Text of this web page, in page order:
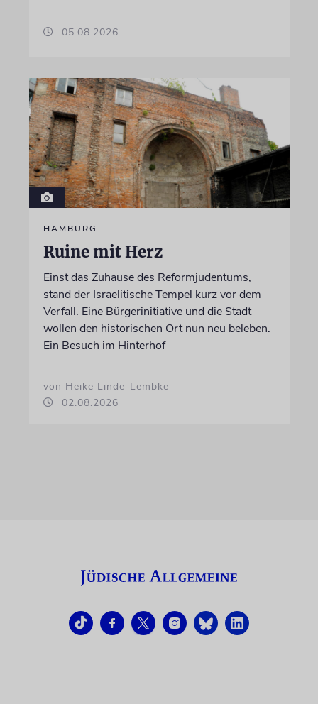
05.08.2026
HAMBURG
Ruine mit Herz
Einst das Zuhause des Reformjudentums,
stand der Israelitische Tempel kurz vor dem
Verfall. Eine Bürgerinitiative und die Stadt
wollen den historischen Ort nun neu beleben.
Ein Besuch im Hinterhof
von Heike Linde-Lembke
02.08.2026